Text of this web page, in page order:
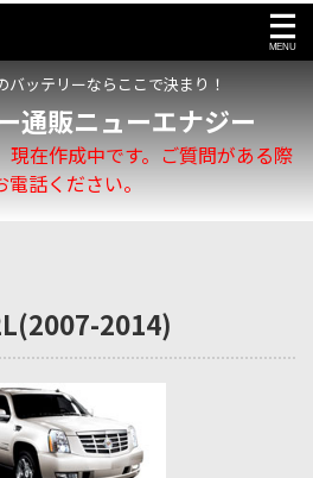
バッテリーならここで決まり！
通販ニューエナジー
在作成中です。ご質問がある際
電話ください。
2014)